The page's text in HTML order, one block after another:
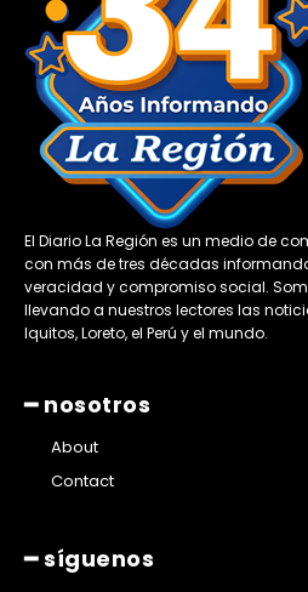
El Diario La Región es un medio de
con más de tres décadas
veracidad y compromiso social.
llevando a nuestros lectores las
Iquitos, Loreto, el Perú y el mundo.
━ nosotros
About
Contact
━ síguenos